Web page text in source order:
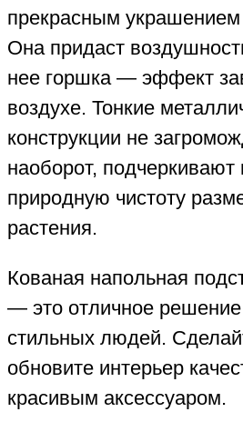
прекрасным
Она придаст
нее горшка — эффект
воздухе. Тонкие
конструкции не
наоборот, подчеркивают
природную чистоту
растения.
Кованая напольная
— это отличное решение
стильных людей.
обновите интерьер
красивым аксессуаром.